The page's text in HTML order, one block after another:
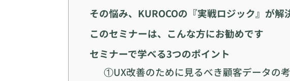
その悩み、KUROCOの『実戦ロジック』が解
このセミナーは、こんな方にお勧めです
セミナーで学べる3つのポイント
①UX改善のために見るべき顧客データの